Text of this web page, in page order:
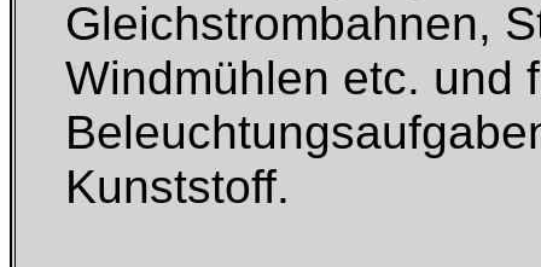
Gleichstrombahnen,
Windmühlen etc. und
Kunststoff.